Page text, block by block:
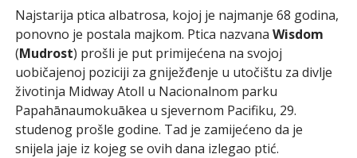
Najstarija ptica albatrosa, kojoj je najmanje 68 godina,
ponovno je postala majkom. Ptica nazvana Wisdom
(Mudrost) prošli je put primijećena na svojoj
uobičajenoj poziciji za gniježđenje u utočištu za divlje
životinja Midway Atoll u Nacionalnom parku
Papahānaumokuākea u sjevernom Pacifiku, 29.
studenog prošle godine. Tad je zamijećeno da je
snijela jaje iz kojeg se ovih dana izlegao ptić.